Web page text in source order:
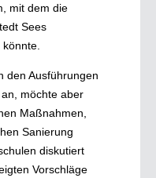
mit dem die
Sees
den Ausführungen
möchte aber
Maßnahmen,
Sanierung
diskutiert
Vorschläge